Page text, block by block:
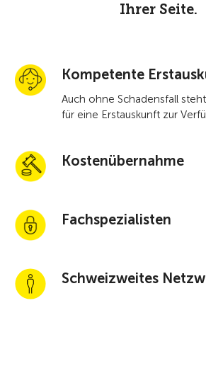
Ihrer Seite.
Kompetente
Auch ohne Schadensfall
für eine Erstauskunft zur
Kostenübernahme
Fachspezialisten
Schweizweites